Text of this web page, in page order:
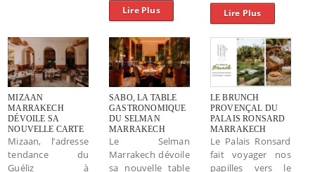
Lire Plus Lire Plus
MIZAAN
MARRAKECH
DÉVOILE SA
NOUVELLE CARTE
Mizaan, l’adresse
tendance du
Guéliz à
SABO, LA TABLE
GASTRONOMIQUE
DU SELMAN
MARRAKECH
Le Selman
Marrakech dévoile
sa nouvelle table
LE BRUNCH
PROVENÇAL DU
PALAIS RONSARD
MARRAKECH
Le Palais Ronsard
fait voyager nos
papilles vers le